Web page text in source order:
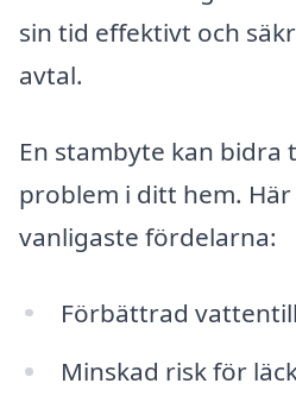
sin tid effektivt och
avtal.
En stambyte kan bidra
problem i ditt hem.
vanligaste fördelarna:
Förbättrad
Minskad risk för